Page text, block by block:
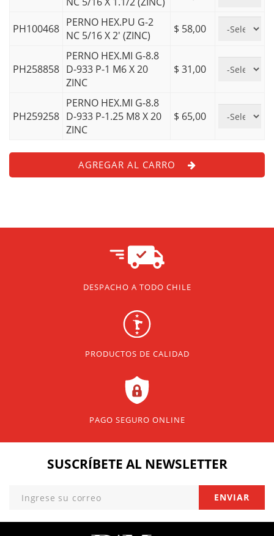
PH100468 PERNO HEX.PU G-2
NC 5/16 X 2' (ZINC)
$ 58,00
PH258858
PERNO HEX.MI G-8.8
D-933 P-1 M6 X 20
ZINC
$ 31,00
PH259258
PERNO HEX.MI G-8.8
D-933 P-1.25 M8 X 20
ZINC
$ 65,00
AGREGAR AL CARRO
DESPACHO A TODO CHILE
PRODUCTOS DE CALIDAD
PAGO SEGURO ONLINE
SUSCRÍBETE AL NEWSLETTER